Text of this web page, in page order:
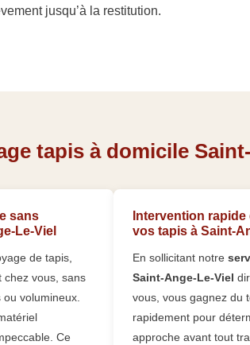
jusqu’à la restitution.
tapis à domicile
sans
Le-Viel
de tapis,
chez vous, sans
volumineux.
Ce
Intervention
vos tapis à Saint-
En sollicitant notre
Saint-Ange-Le-Viel
vous, vous gagnez du
rapidement pour
approche avant tout